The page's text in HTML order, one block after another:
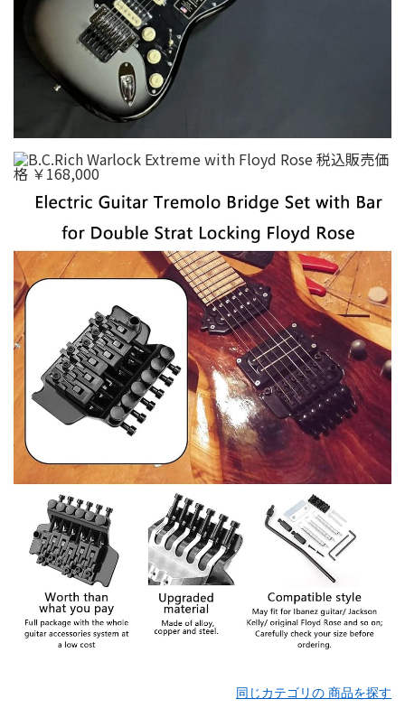
同じカテゴリの 商品を探す